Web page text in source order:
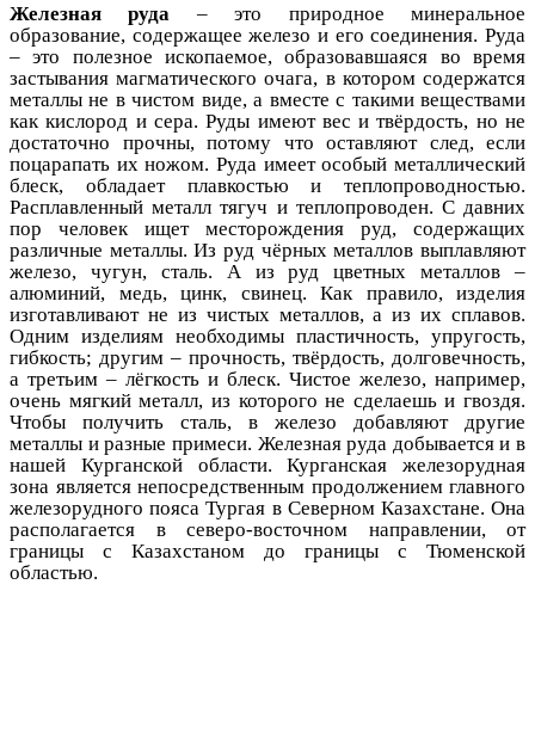
Железная руда – это природное минеральное
образование, содержащее железо и его соединения. Руда
– это полезное ископаемое, образовавшаяся во время
застывания магматического очага, в котором содержатся
металлы не в чистом виде, а вместе с такими веществами
как кислород и сера. Руды имеют вес и твёрдость, но не
достаточно прочны, потому что оставляют след, если
поцарапать их ножом. Руда имеет особый металлический
блеск, обладает плавкостью и теплопроводностью.
Расплавленный металл тягуч и теплопроводен. С давних
пор человек ищет месторождения руд, содержащих
различные металлы. Из руд чёрных металлов выплавляют
железо, чугун, сталь. А из руд цветных металлов –
алюминий, медь, цинк, свинец. Как правило, изделия
изготавливают не из чистых металлов, а из их сплавов.
Одним изделиям необходимы пластичность, упругость,
гибкость; другим – прочность, твёрдость, долговечность,
а третьим – лёгкость и блеск. Чистое железо, например,
очень мягкий металл, из которого не сделаешь и гвоздя.
Чтобы получить сталь, в железо добавляют другие
металлы и разные примеси. Железная руда добывается и в
нашей Курганской области. Курганская железорудная
зона является непосредственным продолжением главного
железорудного пояса Тургая в Северном Казахстане. Она
располагается в северо-восточном направлении, от
границы с Казахстаном до границы с Тюменской
областью.